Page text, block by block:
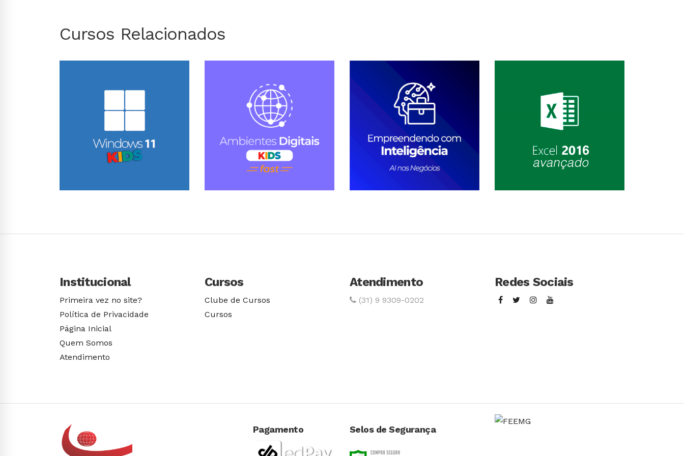
Cursos Relacionados
Institucional
Primeira vez no site?
Política de Privacidade
Página Inicial
Quem Somos
Atendimento
Cursos
Clube de Cursos
Cursos
Atendimento
(31) 9 9309-0202
Redes Sociais
Pagamento Selos de Segurança